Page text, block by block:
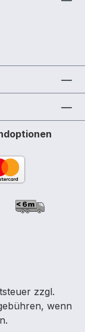
auf
zum
mit
ohne
/ h
Hier
zzgl.
wenn